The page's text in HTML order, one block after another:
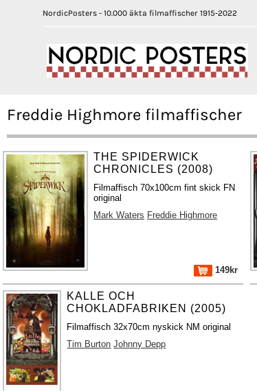
NordicPosters - 10.000 äkta filmaffischer 1915-2022
Freddie Highmore filmaffischer
THE SPIDERWICK
CHRONICLES (2008)
Filmaffisch 70x100cm fint skick FN
original
Mark Waters Freddie Highmore
149kr
KALLE OCH
CHOKLADFABRIKEN (2005)
Filmaffisch 32x70cm nyskick NM original
Tim Burton Johnny Depp